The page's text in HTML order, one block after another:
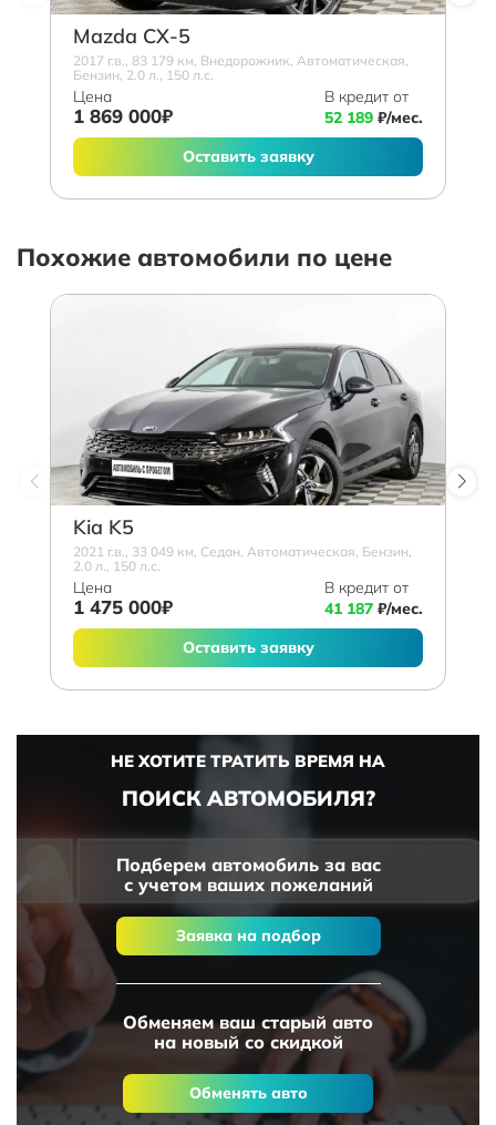
Mazda СХ-5
2017 г.в., 83 179 км, Внедорожник, Автоматическая,
Бензин, 2.0 л., 150 л.с.
Цена
1 869 000₽
В кредит от
52 189 ₽/мес.
Оставить заявку
Похожие автомобили по цене
Kia K5
2021 г.в., 33 049 км, Седан, Автоматическая, Бензин,
2.0 л., 150 л.с.
Цена
1 475 000₽
В кредит от
41 187 ₽/мес.
Оставить заявку
НЕ ХОТИТЕ ТРАТИТЬ ВРЕМЯ НА
ПОИСК АВТОМОБИЛЯ?
Подберем автомобиль за вас
с учетом ваших пожеланий
Заявка на подбор
Обменяем ваш старый авто
на новый со скидкой
Обменять авто